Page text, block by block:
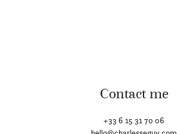
Contact me
+33 6 15 31 70 06